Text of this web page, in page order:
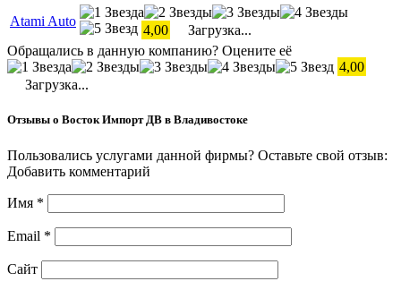
Atami Auto
4,00
Загрузка...
Обращались в данную компанию? Оцените её
4,00
Загрузка...
Отзывы о Восток Импорт ДВ в Владивостоке
Пользовались услугами данной фирмы? Оставьте свой отзыв:
Добавить комментарий
Имя *
Email *
Сайт